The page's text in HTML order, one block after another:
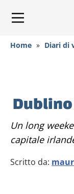
Home » Diari di
Dublino
Un long weekend per andare alla scoperta della
capitale
Scritto da: